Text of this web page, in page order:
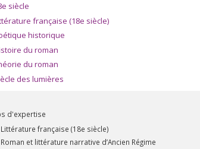
siècle
française (18e siècle)
historique
du roman
du roman
des lumières
d'expertise
Littérature française (18e siècle)
Roman et littérature narrative d’Ancien Régime